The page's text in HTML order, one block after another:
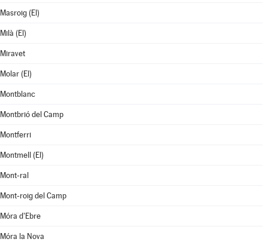
Masroig (El)
Milà (El)
Miravet
Molar (El)
Montblanc
Montbrió del Camp
Montferri
Montmell (El)
Mont-ral
Mont-roig del Camp
Móra d'Ebre
Móra la Nova